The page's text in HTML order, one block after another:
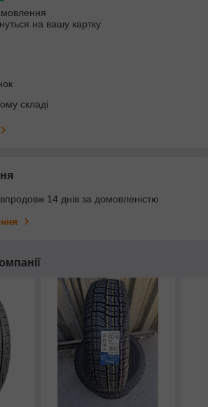
на вашу картку
складі
14 днів за домовленістю